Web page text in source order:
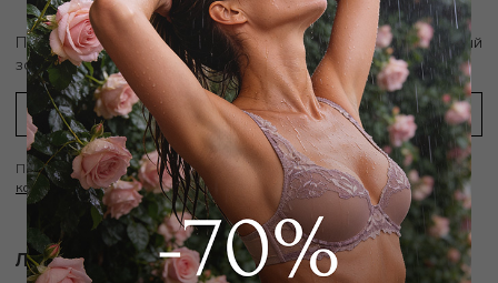
Подпишитесь на рассылку и получитескидку 10%на первый
заказ
Подписываясь на рассылку вы соглашаетесь с условиямиПолитики
конфиденциальности
Личный ассистент.